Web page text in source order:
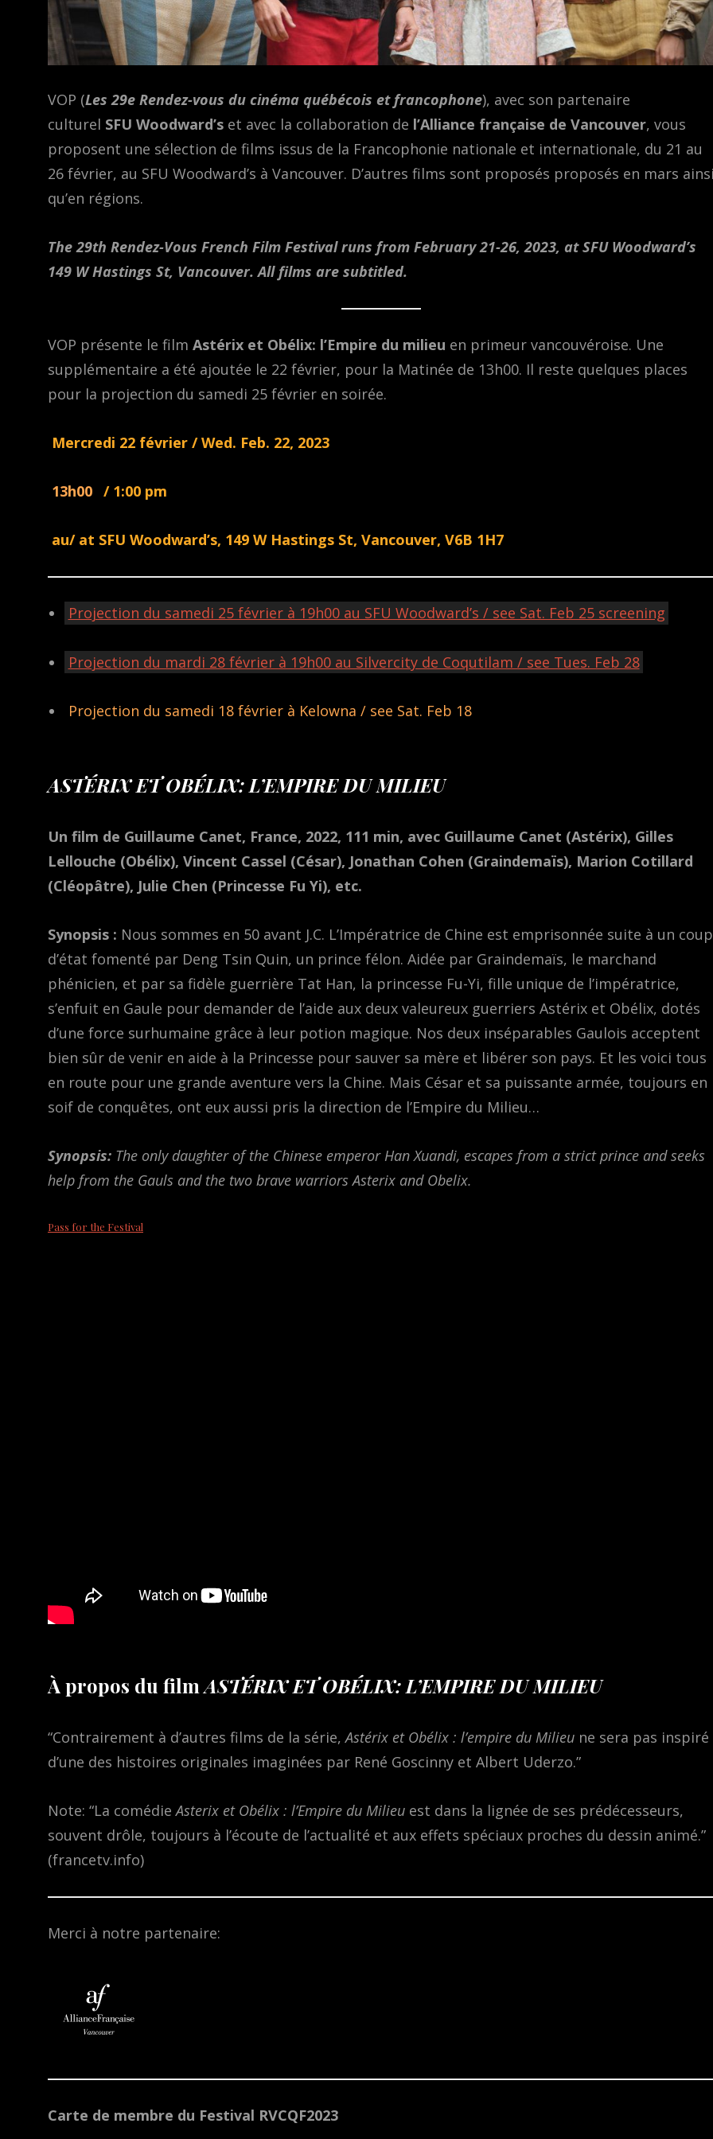
VOP (Les 29e Rendez-vous du cinéma québécois et francophone), avec son partenaire
culturel SFU Woodward’s et avec la collaboration de l’Alliance française de Vancouver, vous
proposent une sélection de films issus de la Francophonie nationale et internationale, du 21 au
26 février, au SFU Woodward’s à Vancouver. D’autres films sont proposés proposés en mars
qu’en régions.
The 29th Rendez-Vous French Film Festival runs from February 21-26, 2023, at SFU Woodward’s
149 W Hastings St, Vancouver. All films are subtitled.
VOP présente le film Astérix et Obélix: l’Empire du milieu en primeur vancouvéroise. Une
supplémentaire a été ajoutée le 22 février, pour la Matinée de 13h00. Il reste quelques places
pour la projection du samedi 25 février en soirée.
Mercredi 22 février / Wed. Feb. 22, 2023
13h00 / 1:00 pm
au/ at SFU Woodward’s, 149 W Hastings St, Vancouver, V6B 1H7
Projection du samedi 25 février à 19h00 au SFU Woodward’s / see Sat. Feb 25 screening
Projection du mardi 28 février à 19h00 au Silvercity de Coqutilam / see Tues. Feb 28
Projection du samedi 18 février à Kelowna / see Sat. Feb 18
ASTÉRIX ET OBÉLIX: L’EMPIRE DU MILIEU
Un film de Guillaume Canet, France, 2022, 111 min, avec Guillaume Canet (Astérix), Gilles
Lellouche (Obélix), Vincent Cassel (César), Jonathan Cohen (Graindemaïs), Marion Cotillard
(Cléopâtre), Julie Chen (Princesse Fu Yi), etc.
Synopsis : Nous sommes en 50 avant J.C. L’Impératrice de Chine est emprisonnée suite à un coup
d’état fomenté par Deng Tsin Quin, un prince félon. Aidée par Graindemaïs, le marchand
phénicien, et par sa fidèle guerrière Tat Han, la princesse Fu-Yi, fille unique de l’impératrice,
s’enfuit en Gaule pour demander de l’aide aux deux valeureux guerriers Astérix et Obélix, dotés
d’une force surhumaine grâce à leur potion magique. Nos deux inséparables Gaulois acceptent
bien sûr de venir en aide à la Princesse pour sauver sa mère et libérer son pays. Et les voici tous
en route pour une grande aventure vers la Chine. Mais César et sa puissante armée, toujours en
soif de conquêtes, ont eux aussi pris la direction de l’Empire du Milieu…
Synopsis: The only daughter of the Chinese emperor Han Xuandi, escapes from a strict prince and seeks
help from the Gauls and the two brave warriors Asterix and Obelix.
Pass for the Festival
À propos du film ASTÉRIX ET OBÉLIX: L’EMPIRE DU MILIEU
“Contrairement à d’autres films de la série,Astérix et Obélix : l’empire du Milieu ne sera pas inspiré
d’une des histoires originales imaginées par René Goscinny et Albert Uderzo.”
Note: “La comédieAsterix et Obélix : l’Empire du Milieu est dans la lignée de ses prédécesseurs,
souvent drôle, toujours à l’écoute de l’actualité et aux effets spéciaux proches du dessin animé.”
(francetv.info)
Merci à notre partenaire:
Carte de membre du Festival RVCQF2023